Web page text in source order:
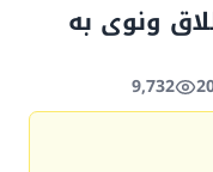
ونوى به
9,732